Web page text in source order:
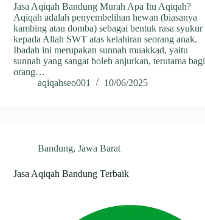
Jasa Aqiqah Bandung Murah Apa Itu Aqiqah?
Aqiqah adalah penyembelihan hewan (biasanya
kambing atau domba) sebagai bentuk rasa syukur
kepada Allah SWT atas kelahiran seorang anak.
Ibadah ini merupakan sunnah muakkad, yaitu
sunnah yang sangat boleh anjurkan, terutama bagi
orang…
aqiqahseo001
10/06/2025
Bandung,Jawa Barat
Jasa Aqiqah Bandung Terbaik